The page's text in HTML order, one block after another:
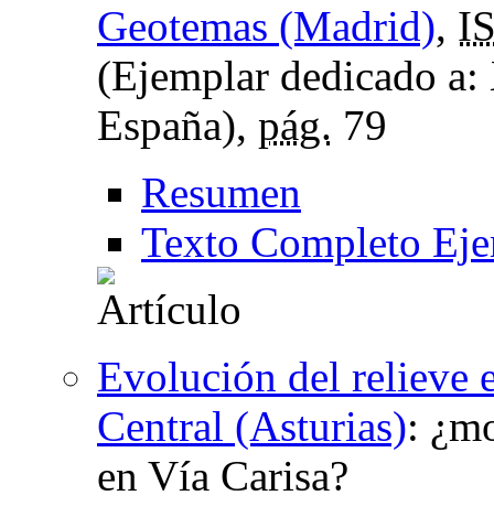
Geotemas (Madrid),
(Ejemplar dedicado
España), pág. 79
Resumen
Texto Completo
Evolución del relieve
Central (Asturias):
en Vía Carisa?